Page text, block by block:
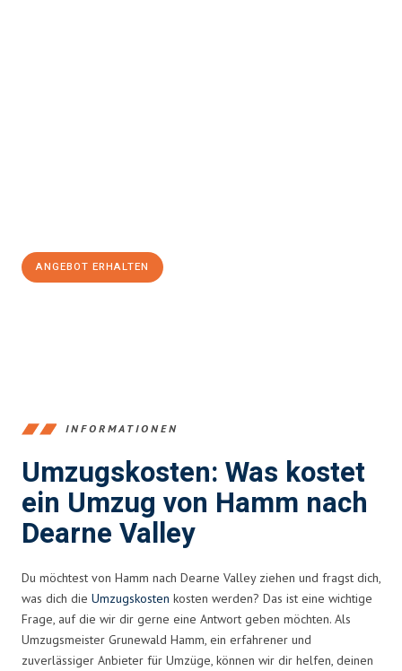
ANGEBOT ERHALTEN
INFORMATIONEN
Umzugskosten: Was kostet
ein Umzug von Hamm nach
Dearne Valley
Du möchtest von Hamm nach Dearne Valley ziehen und fragst dich,
was dich die Umzugskosten kosten werden? Das ist eine wichtige
Frage, auf die wir dir gerne eine Antwort geben möchten. Als
Umzugsmeister Grunewald Hamm, ein erfahrener und
zuverlässiger Anbieter für Umzüge, können wir dir helfen, deinen